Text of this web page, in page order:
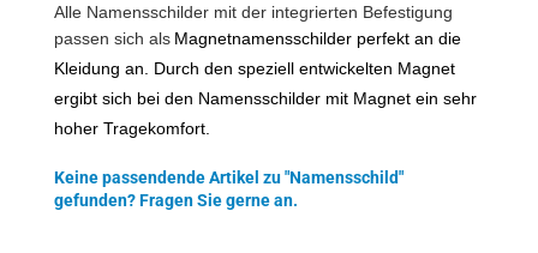
Alle Namensschilder mit der integrierten Befestigung
passen sich als Magnetnamensschilder perfekt an die
Kleidung an. Durch den speziell entwickelten Magnet
ergibt sich bei den Namensschilder mit Magnet ein sehr
hoher Tragekomfort.
Keine passendende Artikel zu "Namensschild"
gefunden? Fragen Sie gerne an.